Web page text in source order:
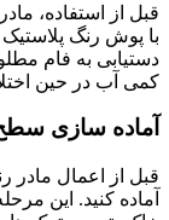
قبل از استفاده،
با پوش‌ رنگ پلاستیک
دستیابی به فام
کمی آب در حین
آماده سازی
قبل از اعمال مادر
آماده کنید. این